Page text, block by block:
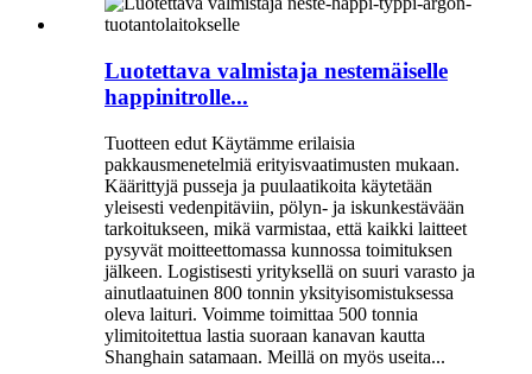
Luotettava valmistaja nestemäiselle
happinitrolle...
Tuotteen edut Käytämme erilaisia ​​
pakkausmenetelmiä erityisvaatimusten mukaan.
Käärittyjä pusseja ja puulaatikoita käytetään
yleisesti vedenpitäviin, pölyn- ja iskunkestävään
tarkoitukseen, mikä varmistaa, että kaikki laitteet
pysyvät moitteettomassa kunnossa toimituksen
jälkeen. Logistisesti yrityksellä on suuri varasto ja
ainutlaatuinen 800 tonnin yksityisomistuksessa
oleva laituri. Voimme toimittaa 500 tonnia
ylimitoitettua lastia suoraan kanavan kautta
Shanghain satamaan. Meillä on myös useita...